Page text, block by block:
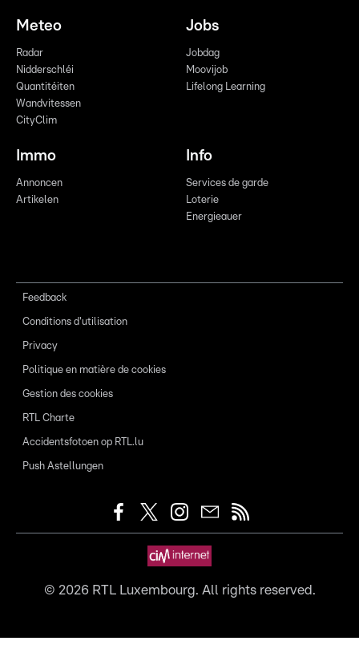
Meteo
Radar
Nidderschléi
Quantitéiten
Wandvitessen
CityClim
Jobs
Jobdag
Moovijob
Lifelong Learning
Immo
Annoncen
Artikelen
Info
Services de garde
Loterie
Energieauer
Feedback
Conditions d'utilisation
Privacy
Politique en matière de cookies
Gestion des cookies
RTL Charte
Accidentsfotoen op RTL.lu
Push Astellungen
© 2026RTL Luxembourg. All rights reserved.